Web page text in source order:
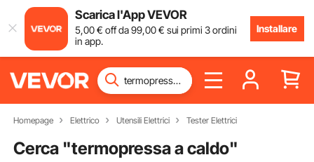
Scarica l'App VEVOR
5,00€ off da99,00€ sui primi 3 ordini
in app.
Installare
Homepage Elettrico Utensili Elettrici Tester Elettrici
Cerca "termopressa a caldo"